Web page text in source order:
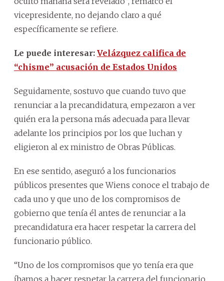
vicepresidente, no dejando claro a qué
específicamente se refiere.
Le puede interesar: Velázquez califica de
“chisme” acusación de Estados Unidos
Seguidamente, sostuvo que cuando tuvo que
renunciar a la precandidatura, empezaron a ver
quién era la persona más adecuada para llevar
adelante los principios por los que luchan y
eligieron al ex ministro de Obras Públicas.
En ese sentido, aseguró a los funcionarios
públicos presentes que Wiens conoce el trabajo de
cada uno y que uno de los compromisos de
gobierno que tenía él antes de renunciar a la
precandidatura era hacer respetar la carrera del
funcionario público.
“Uno de los compromisos que yo tenía era que
íbamos a hacer respetar la carrera del funcionario